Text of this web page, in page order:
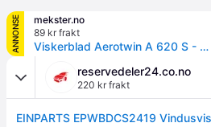
ANNONSE
mekster.no
89 kr frakt
Viskerblad Aerotwin A 620 S - Sats
reservedeler24.co.no
220 kr frakt